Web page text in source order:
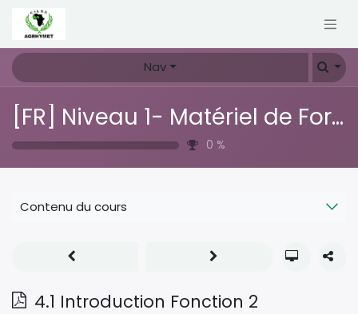
Nav
[FR] Niveau 1- Matériel de Formation CH 3.0
0 %
Contenu du cours
4.1 Introduction Fonction 2